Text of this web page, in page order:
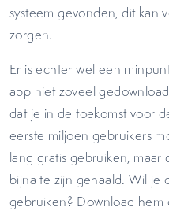
systeem gevonden, dit kan
zorgen.
Er is echter wel een
app niet zoveel
dat je in de toekomst voor
eerste miljoen gebruikers
lang gratis gebruiken, maar
bijna te zijn gehaald. Wil je
gebruiken? Download hem